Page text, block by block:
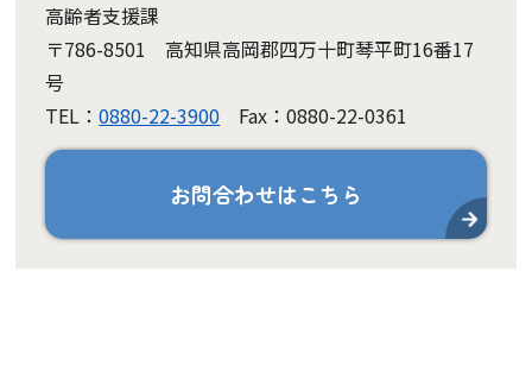
高齢者支援課
〒786-8501 高知県高岡郡四万十町琴平町16番17
号
TEL：0880-22-3900 Fax：0880-22-0361
お問合わせはこちら